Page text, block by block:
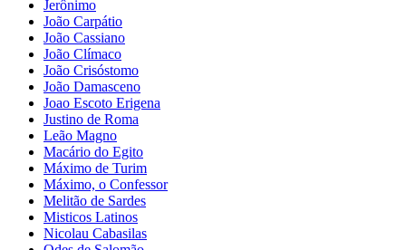
Jerônimo
João Carpátio
João Cassiano
João Clímaco
João Crisóstomo
João Damasceno
Joao Escoto Erigena
Justino de Roma
Leão Magno
Macário do Egito
Máximo de Turim
Máximo, o Confessor
Melitão de Sardes
Misticos Latinos
Nicolau Cabasilas